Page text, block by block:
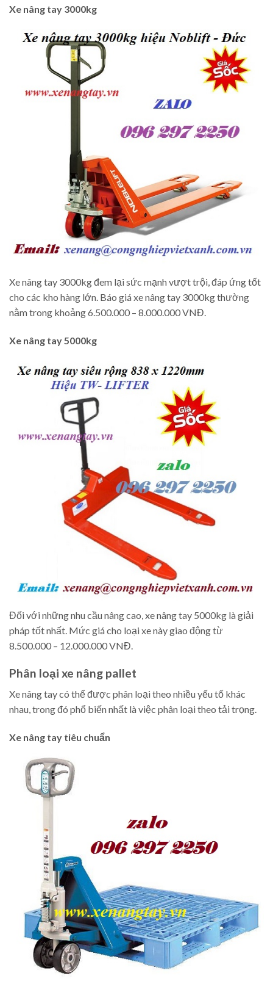
Xe nâng tay 3000kg
Xe nâng tay 3000kg đem lại sức mạnh vượt trội, đáp ứng tốt
cho các kho hàng lớn. Báo giá xe nâng tay 3000kg thường
nằm trong khoảng 6.500.000 – 8.000.000 VNĐ.
Xe nâng tay 5000kg
Đối với những nhu cầu nâng cao, xe nâng tay 5000kg là giải
pháp tốt nhất. Mức giá cho loại xe này giao động từ
8.500.000 – 12.000.000 VNĐ.
Phân loại xe nâng pallet
Xe nâng tay có thể được phân loại theo nhiều yếu tố khác
nhau, trong đó phổ biến nhất là việc phân loại theo tải trọng.
Xe nâng tay tiêu chuẩn